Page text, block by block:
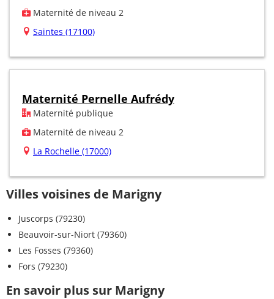
Maternité de niveau 2
Saintes (17100)
Maternité Pernelle Aufrédy
Maternité publique
Maternité de niveau 2
La Rochelle (17000)
Villes voisines de Marigny
Juscorps (79230)
Beauvoir-sur-Niort (79360)
Les Fosses (79360)
Fors (79230)
En savoir plus sur Marigny